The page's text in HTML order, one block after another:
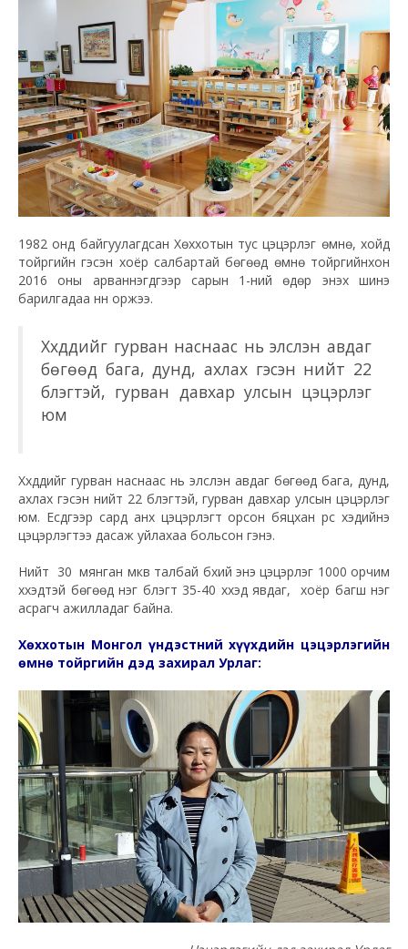
1982 онд байгуулагдсан Хөххотын тус цэцэрлэг өмнө, хойд
тойргийн гэсэн хоёр салбартай бөгөөд өмнө тойргийнхон
2016 оны арваннэгдүгээр сарын 1-ний өдөр энэхүү шинэ
барилгадаа нүүн оржээ.
Хүүхдүүдийг гурван наснаас нь элсүүлэн авдаг
бөгөөд бага, дунд, ахлах гэсэн нийт 22
бүлэгтэй, гурван давхар улсын цэцэрлэг
юм
Хүүхдүүдийг гурван наснаас нь элсүүлэн авдаг бөгөөд бага, дунд,
ахлах гэсэн нийт 22 бүлэгтэй, гурван давхар улсын цэцэрлэг
юм. Есдүгээр сард анх цэцэрлэгт орсон бяцхан үрс хэдийнэ
цэцэрлэгтээ дасаж уйлахаа больсон гэнэ.
Нийт 30 мянган мкв талбай бүхий энэ цэцэрлэг 1000 орчим
хүүхэдтэй бөгөөд нэг бүлэгт 35-40 хүүхэд явдаг, хоёр багш нэг
асрагч ажилладаг байна.
Хөххотын Монгол үндэстний хүүхдийн цэцэрлэгийн
өмнө тойргийн дэд захирал Урлаг: